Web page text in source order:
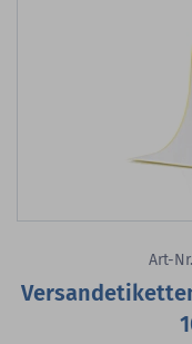
Art-